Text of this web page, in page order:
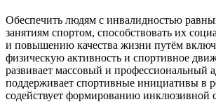
Обеспечить людям с инвалидностью
занятиям спортом, способствовать их
и повышению качества жизни путём
физическую активность и спортивное
развивает массовый и профессиональный
поддерживает спортивные инициативы в
содействует формированию инклюзивной